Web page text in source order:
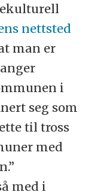
nettsted
man er
i
seg som
til tross
med
med i